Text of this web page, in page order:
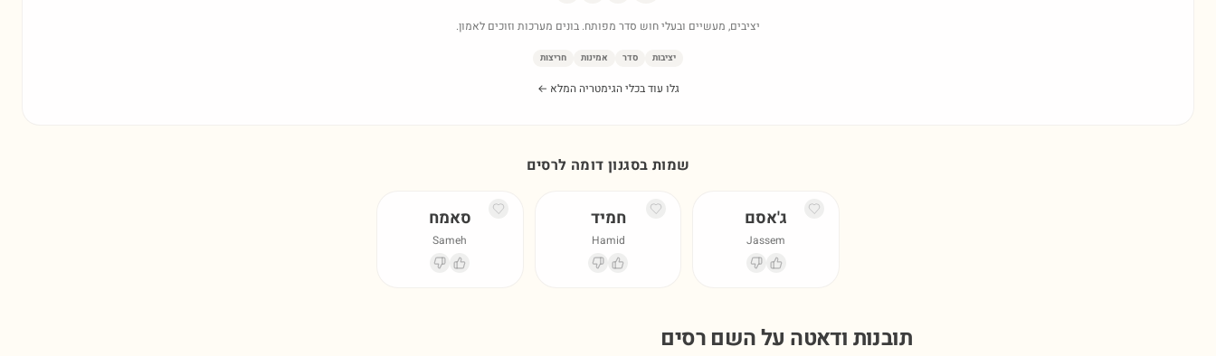
יציבים, מעשיים ובעלי חוש סדר מפותח. בונים מערכות וזוכים לאמון.
יציבות סדר אמינות חריצות
גלו עוד בכלי הגימטריה המלא ←
שמות בסגנון דומה לרסים
ג'אסם
Jassem
חמיד
Hamid
סאמח
Sameh
תובנות ודאטה על השם רסים